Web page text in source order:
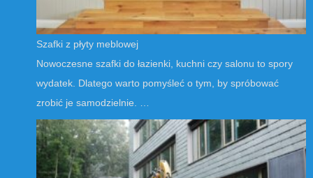
Szafki z płyty meblowej
Nowoczesne szafki do łazienki, kuchni czy salonu to spory
wydatek. Dlatego warto pomyśleć o tym, by spróbować
zrobić je samodzielnie. …